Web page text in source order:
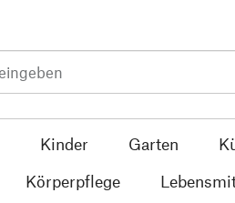
Kinder Garten
Körperpflege